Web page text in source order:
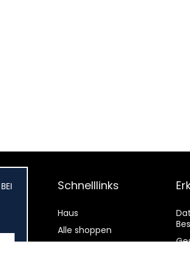
Schnelllinks
Haus
Alle shoppen